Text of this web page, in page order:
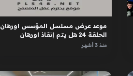
موعد عرض مسلسل المؤسس اورهان
الحلقة 24 هل يتم إنقاذ اورهان
واسبورجا
منذ 3 أشهر